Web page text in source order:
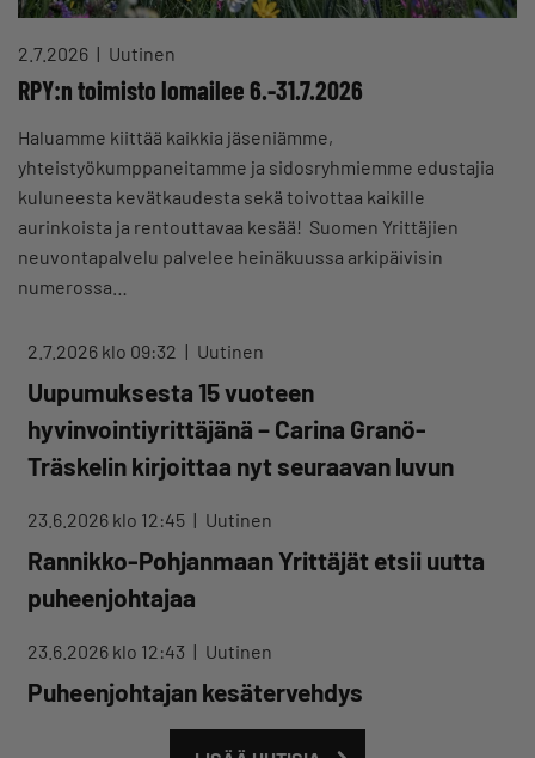
2.7.2026 Uutinen
RPY:n toimisto lomailee 6.-31.7.2026
Haluamme kiittää kaikkia jäseniämme,
yhteistyökumppaneitamme ja sidosryhmiemme edustajia
kuluneesta kevätkaudesta sekä toivottaa kaikille
aurinkoista ja rentouttavaa kesää! Suomen Yrittäjien
neuvontapalvelu palvelee heinäkuussa arkipäivisin
numerossa…
2.7.2026 klo 09:32 Uutinen
Uupumuksesta 15 vuoteen
hyvinvointiyrittäjänä – Carina Granö-
Träskelin kirjoittaa nyt seuraavan luvun
23.6.2026 klo 12:45 Uutinen
Rannikko-Pohjanmaan Yrittäjät etsii uutta
puheenjohtajaa
23.6.2026 klo 12:43 Uutinen
Puheenjohtajan kesätervehdys